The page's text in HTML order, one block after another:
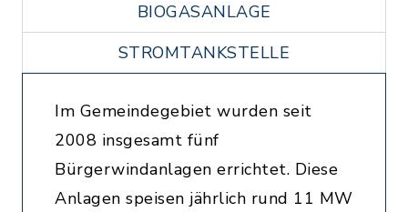
BIOGASANLAGE
STROMTANKSTELLE
Im Gemeindegebiet wurden seit
2008 insgesamt fünf
Bürgerwindanlagen errichtet. Diese
Anlagen speisen jährlich rund 11 MW